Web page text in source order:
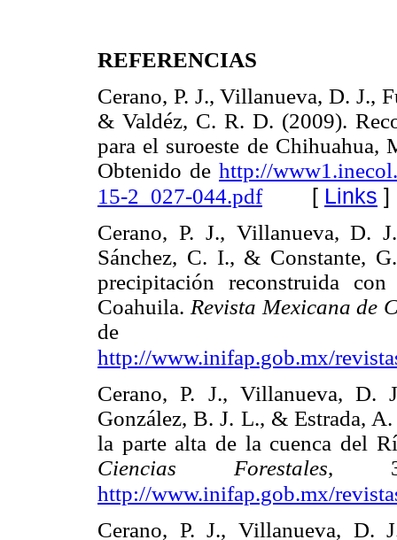
REFERENCIAS
Cerano, P. J., Villanueva, D. J.,
& Valdéz, C. R. D. (2009).
para el suroeste de Chihuahua,
Obtenido de http://
15-2_027-044.pdf[ Links ]
Cerano, P. J., Villanueva, D.
Sánchez, C. I., & Constante,
precipitación reconstruida
Coahuila. Revista Mexicana de
de
http://www.inifap.gob.mx/
Cerano, P. J., Villanueva, D.
González, B. J. L., & Estrada,
la parte alta de la cuenca del
Ciencias Forestales,
http://www.inifap.gob.mx/
Cerano, P. J., Villanueva,